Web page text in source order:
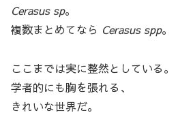
Cerasus sp。
複数まとめてなら Cerasus spp。
ここまでは実に整然としている。
学者的にも胸を張れる、
きれいな世界だ。